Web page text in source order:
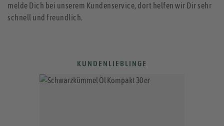
melde Dich bei unserem Kundenservice, dort helfen wir Dir sehr
schnell und freundlich.
KUNDENLIEBLINGE